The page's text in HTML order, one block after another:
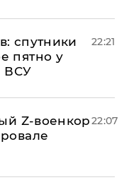
спутники
пятно у
ВСУ
22:21
Z-военкор22:07